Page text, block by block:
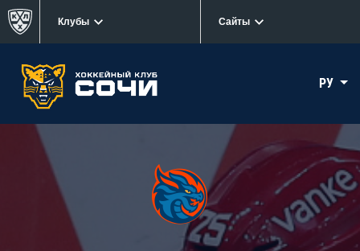
Клубы Сайты
РУ